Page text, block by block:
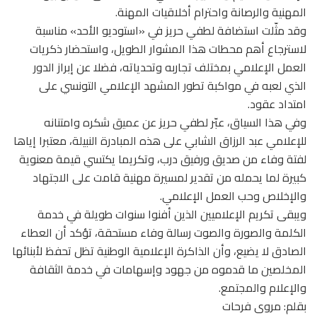
المهنية والرصانة واحترام أخلاقيات المهنة.
وقد مثّلت استضافة لطفي حريز في «استوديو الأحد» مناسبة
لاسترجاع أهم محطات هذا المشوار الطويل، واستحضار ذكريات
العمل الإعلامي بمختلف تجاربه وتحدياته، فضلا عن إبراز الدور
الذي لعبه في مواكبة تطور المشهد الإعلامي التونسي على
امتداد عقود.
وفي هذا السياق، عبّر لطفي حريز عن عميق شكره وامتنانه
للإعلامي عبد الرزاق الشابي على هذه المبادرة النبيلة، معتبرا إياها
لفتة وفاء من صديق ورفيق درب، وتكريما يكتسي قيمة معنوية
كبيرة لما يحمله من تقدير لمسيرة مهنية قامت على الاجتهاد
والإخلاص وحب العمل الإعلامي.
ويبقى تكريم الإعلاميين الذين أفنوا سنوات طويلة في خدمة
الكلمة والصورة والصوت رسالة وفاء مستحقة، تؤكد أن العطاء
الصادق لا يضيع، وأن الذاكرة الإعلامية الوطنية تظل تحفظ لأبنائها
المخلصين ما قدموه من جهود وإسهامات في خدمة الثقافة
والإعلام والمجتمع.
بقلم: مروى فرحات